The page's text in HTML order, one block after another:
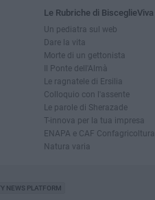
Le Rubriche di BisceglieViva
Un pediatra sul web
Dare la vita
Morte di un gettonista
Il Ponte dell'Almà
Le ragnatele di Ersilia
Colloquio con l'assente
Le parole di Sherazade
T-innova per la tua impresa
ENAPA e CAF Confagricoltura
Natura varia
NEWS PLATFORM